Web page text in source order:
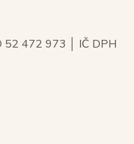
52 472 973 │ IČ DPH